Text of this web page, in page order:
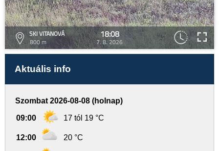
SKI VITANOVÁ
800 m
18:08
7. 8. 2026
Aktuális info
Szombat 2026-08-08 (holnap)
09:00 17 tól 19 °C
12:00 20 °C